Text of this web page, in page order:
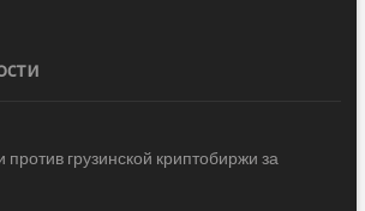
грузинской криптобиржи за